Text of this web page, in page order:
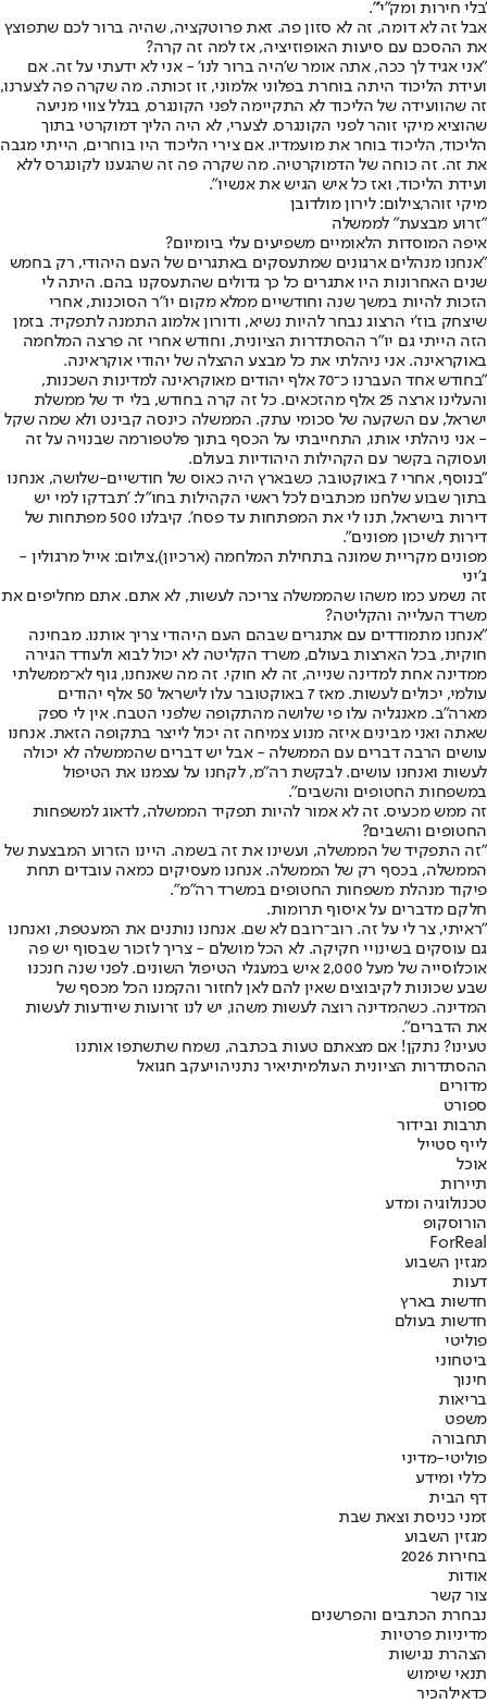
'בלי חירות ומק"י'".
אבל זה לא דומה, זה לא סזון פה. זאת פרוטקציה, שהיה ברור לכם שתפוצץ
את ההסכם עם סיעות האופוזיציה, אז למה זה קרה?
"אני אגיד לך ככה, אתה אומר ש'היה ברור לנו' - אני לא ידעתי על זה. אם
ועידת הליכוד היתה בוחרת בפלוני אלמוני, זו זכותה. מה שקרה פה לצערנו,
זה שהוועידה של הליכוד לא התקיימה לפני הקונגרס, בגלל צווי מניעה
שהוציא מיקי זוהר לפני הקונגרס. לצערי, לא היה הליך דמוקרטי בתוך
הליכוד, הליכוד בוחר את מועמדיו. אם צירי הליכוד היו בוחרים, הייתי מגבה
את זה. זה כוחה של הדמוקרטיה. מה שקרה פה זה שהגענו לקונגרס ללא
ועידת הליכוד, ואז כל איש הגיש את אנשיו".
מיקי זוהר,צילום: לירון מולדובן
"זרוע מבצעת" לממשלה
איפה המוסדות הלאומיים משפיעים עלי ביומיום?
"אנחנו מנהלים ארגונים שמתעסקים באתגרים של העם היהודי, רק בחמש
שנים האחרונות היו אתגרים כל כך גדולים שהתעסקנו בהם. היתה לי
הזכות להיות במשך שנה וחודשיים ממלא מקום יו"ר הסוכנות, אחרי
שיצחק בוז'י הרצוג נבחר להיות נשיא, ודורון אלמוג התמנה לתפקיד. בזמן
הזה הייתי גם יו"ר ההסתדרות הציונית, וחודש אחרי זה פרצה המלחמה
באוקראינה. אני ניהלתי את כל מבצע ההצלה של יהודי אוקראינה.
"בחודש אחד העברנו כ־70 אלף יהודים מאוקראינה למדינות השכנות,
והעלינו ארצה 25 אלף מהזכאים. כל זה קרה בחודש, בלי יד של ממשלת
ישראל, עם השקעה של סכומי עתק. הממשלה כינסה קבינט ולא שמה שקל
- אני ניהלתי אותו, התחייבתי על הכסף בתוך פלטפורמה שבנויה על זה
ועסוקה בקשר עם הקהילות היהודיות בעולם.
"בנוסף, אחרי 7 באוקטובר, כשבארץ היה כאוס של חודשיים-שלושה, אנחנו
בתוך שבוע שלחנו מכתבים לכל ראשי הקהילות בחו"ל: 'תבדקו למי יש
דירות בישראל, תנו לי את המפתחות עד פסח'. קיבלנו 500 מפתחות של
דירות לשיכון מפונים".
מפונים מקריית שמונה בתחילת המלחמה (ארכיון),צילום: אייל מרגולין -
ג׳יני
זה נשמע כמו משהו שהממשלה צריכה לעשות, לא אתם. אתם מחליפים את
משרד העלייה והקליטה?
"אנחנו מתמודדים עם אתגרים שבהם העם היהודי צריך אותנו. מבחינה
חוקית, בכל הארצות בעולם, משרד הקליטה לא יכול לבוא ולעודד הגירה
ממדינה אחת למדינה שנייה, זה לא חוקי. זה מה שאנחנו, גוף לא־ממשלתי
עולמי, יכולים לעשות. מאז 7 באוקטובר עלו לישראל 50 אלף יהודים
מארה"ב. מאנגליה עלו פי שלושה מהתקופה שלפני הטבח. אין לי ספק
שאתה ואני מבינים איזה מנוע צמיחה זה יכול לייצר בתקופה הזאת. אנחנו
עושים הרבה דברים עם הממשלה - אבל יש דברים שהממשלה לא יכולה
לעשות ואנחנו עושים. לבקשת רה"מ, לקחנו על עצמנו את הטיפול
במשפחות החטופים והשבים".
זה ממש מכעיס. זה לא אמור להיות תפקיד הממשלה, לדאוג למשפחות
החטופים והשבים?
"זה התפקיד של הממשלה, ועשינו את זה בשמה. היינו הזרוע המבצעת של
הממשלה, בכסף רק של הממשלה. אנחנו מעסיקים כמאה עובדים תחת
פיקוד מנהלת משפחות החטופים במשרד רה"מ".
חלקם מדברים על איסוף תרומות.
"ראיתי, צר לי על זה. רוב־רובם לא שם. אנחנו נותנים את המעטפת, ואנחנו
גם עוסקים בשינויי חקיקה. לא הכל מושלם - צריך לזכור שבסוף יש פה
אוכלוסייה של מעל 2,000 איש במעגלי הטיפול השונים. לפני שנה חנכנו
שבע שכונות לקיבוצים שאין להם לאן לחזור והקמנו הכל מכסף של
המדינה. כשהמדינה רוצה לעשות משהו, יש לנו זרועות שיודעות לעשות
את הדברים".
טעינו? נתקן! אם מצאתם טעות בכתבה, נשמח שתשתפו אותנו
ההסתדרות הציונית העולמיתיאיר נתניהויעקב חגואל
מדורים
ספורט
תרבות ובידור
לייף סטייל
אוכל
תיירות
טכנולוגיה ומדע
הורוסקופ
ForReal
מגזין השבוע
דעות
חדשות בארץ
חדשות בעולם
פוליטי
ביטחוני
חינוך
בריאות
משפט
תחבורה
פוליטי-מדיני
כללי ומידע
דף הבית
זמני כניסת וצאת שבת
מגזין השבוע
בחירות 2026
אודות
צור קשר
נבחרת הכתבים והפרשנים
מדיניות פרטיות
הצהרת נגישות
תנאי שימוש
כדאילהכיר